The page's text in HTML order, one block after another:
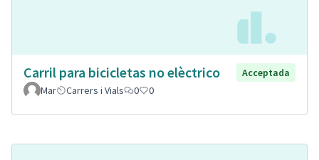
Carril para bicicletas no elèctrico
Acceptada
Mar
Carrers i Vials 0 0